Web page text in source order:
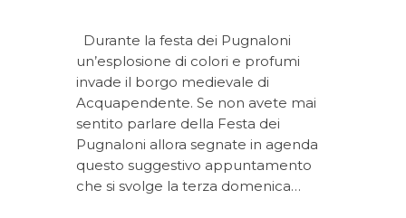
Durante la festa dei Pugnaloni
un’esplosione di colori e profumi
invade il borgo medievale di
Acquapendente. Se non avete mai
sentito parlare della Festa dei
Pugnaloni allora segnate in agenda
questo suggestivo appuntamento
che si svolge la terza domenica…